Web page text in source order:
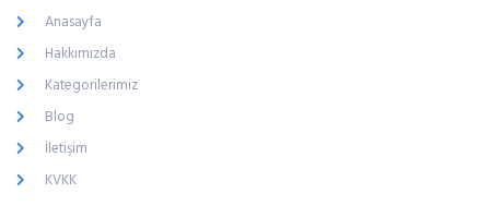
Anasayfa
Hakkımızda
Kategorilerimiz
Blog
İletişim
KVKK